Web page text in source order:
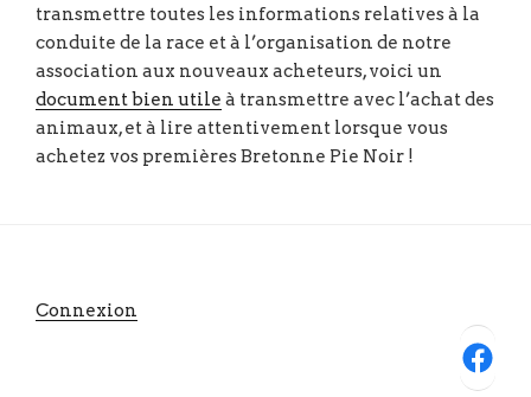
transmettre toutes les informations relatives à la
conduite de la race et à l’organisation de notre
association aux nouveaux acheteurs, voici un
document bien utile à transmettre avec l’achat des
animaux, et à lire attentivement lorsque vous
achetez vos premières Bretonne Pie Noir !
Connexion
Facebook